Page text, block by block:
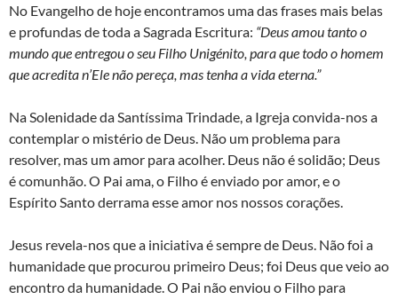
No Evangelho de hoje encontramos uma das frases mais belas
e profundas de toda a Sagrada Escritura: “Deus amou tanto o
mundo que entregou o seu Filho Unigénito, para que todo o homem
que acredita n’Ele não pereça, mas tenha a vida eterna.”
Na Solenidade da Santíssima Trindade, a Igreja convida-nos a
contemplar o mistério de Deus. Não um problema para
resolver, mas um amor para acolher. Deus não é solidão; Deus
é comunhão. O Pai ama, o Filho é enviado por amor, e o
Espírito Santo derrama esse amor nos nossos corações.
Jesus revela-nos que a iniciativa é sempre de Deus. Não foi a
humanidade que procurou primeiro Deus; foi Deus que veio ao
encontro da humanidade. O Pai não enviou o Filho para